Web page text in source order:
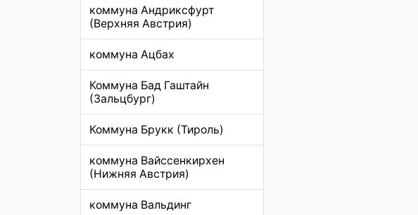
коммуна Андриксфурт
(Верхняя Австрия)
коммуна Ацбах
Коммуна Бад Гаштайн
(Зальцбург)
Коммуна Брукк (Тироль)
коммуна Вайссенкирхен
(Нижняя Австрия)
коммуна Вальдинг